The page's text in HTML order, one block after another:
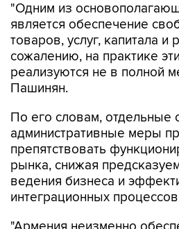
"Одним из
является обеспечение
товаров, услуг, капитала и
сожалению, на практике
реализуются не в полной
Пашинян.
По его словам, отдельные
административные меры
препятствовать
рынка, снижая
ведения бизнеса и
интеграционных